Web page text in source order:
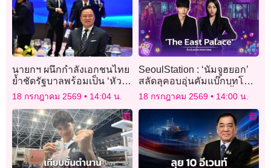
นายกฯ ผนึกกำลังเอกชนไทย
ย้ำชัดรัฐบาลพร้อมเป็น ‘หัว
หมู่ทะลวงฟัน’ เปิดทางลงทุน
18 กรกฎาคม 2569 14:04 น.
SeoulStation : ‘นัมจูฮยอก’
สลัดลุคอบอุ่นคัมแบ๊กบทโหด
จับคู่ ‘โนยุนซอ’ ไขคดีลี้ลับใน
‘The East Palace’
18 กรกฎาคม 2569 14:00 น.